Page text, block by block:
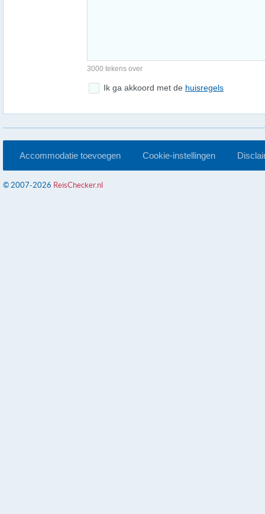
3000 tekens over
Ik ga akkoord met de huisregels
Accommodatie toevoegen Cookie-instellingen
© 2007-2026 ReisChecker.nl